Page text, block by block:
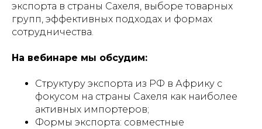
экспорта в страны Сахеля, выборе товарных
групп, эффективных подходах и формах
сотрудничества.
На вебинаре мы обсудим:
Структуру экспорта из РФ в Африку с
фокусом на страны Сахеля как наиболее
активных импортеров;
Формы экспорта: совместные